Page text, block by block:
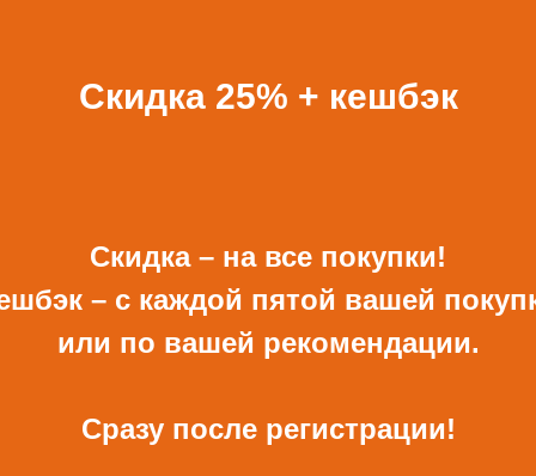
ОТКРЫТКА И
КОНВЕРТ С ДЕКОРОМ
КОНВЕРТ РУЧНОЙ
ДЕКОРОМ
Скидка 25% + кешбэк
Скидка – на все покупки!
– с каждой пятой вашей
или по вашей рекомендации.
Сразу после регистрации!